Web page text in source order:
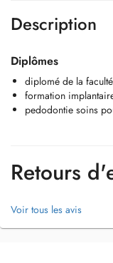
Description
Diplômes
diplomé de la
formation
pedodontie soins
Retours
Voir tous les avis